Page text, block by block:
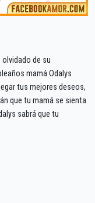
olvidado de su
mamá Odalys
tus mejores deseos,
que tu mamá se sienta
sabrá que tu